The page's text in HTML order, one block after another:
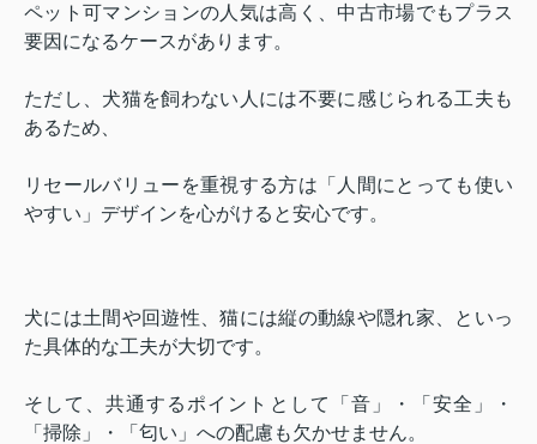
ペット可マンションの人気は高く、中古市場でもプラス
要因になるケースがあります。
ただし、犬猫を飼わない人には不要に感じられる工夫も
あるため、
リセールバリューを重視する方は「人間にとっても使い
やすい」デザインを心がけると安心です。
犬には土間や回遊性、猫には縦の動線や隠れ家、といっ
た具体的な工夫が大切です。
そして、共通するポイントとして「音」・「安全」・
「掃除」・「匂い」への配慮も欠かせません。